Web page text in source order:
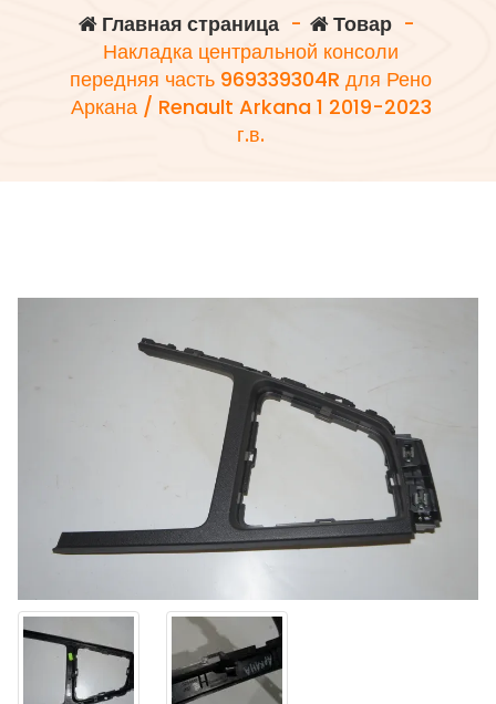
Главная страница- Товар-
Накладка центральной консоли
передняя часть 969339304R для Рено
Аркана / Renault Arkana 1 2019-2023
г.в.